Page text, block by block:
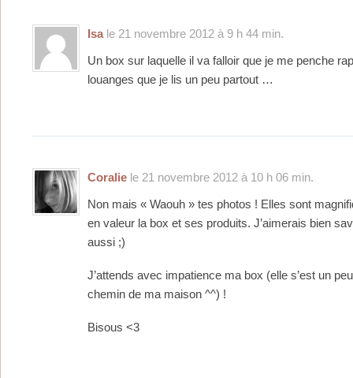
Isale 21 novembre 2012 à 9 h 44 min.
Un box sur laquelle il va falloir que je me penche
louanges que je lis un peu partout …
Coralie le 21 novembre 2012 à 10 h 06 min.
Non mais « Waouh » tes photos ! Elles sont
en valeur la box et ses produits. J’aimerais bien
aussi ;)
J’attends avec impatience ma box (elle s’est un
chemin de ma maison ^^) !
Bisous <3